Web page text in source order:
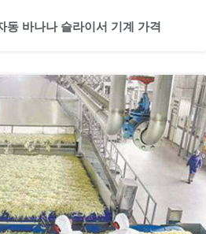
동 바나나 슬라이서 기계 가격